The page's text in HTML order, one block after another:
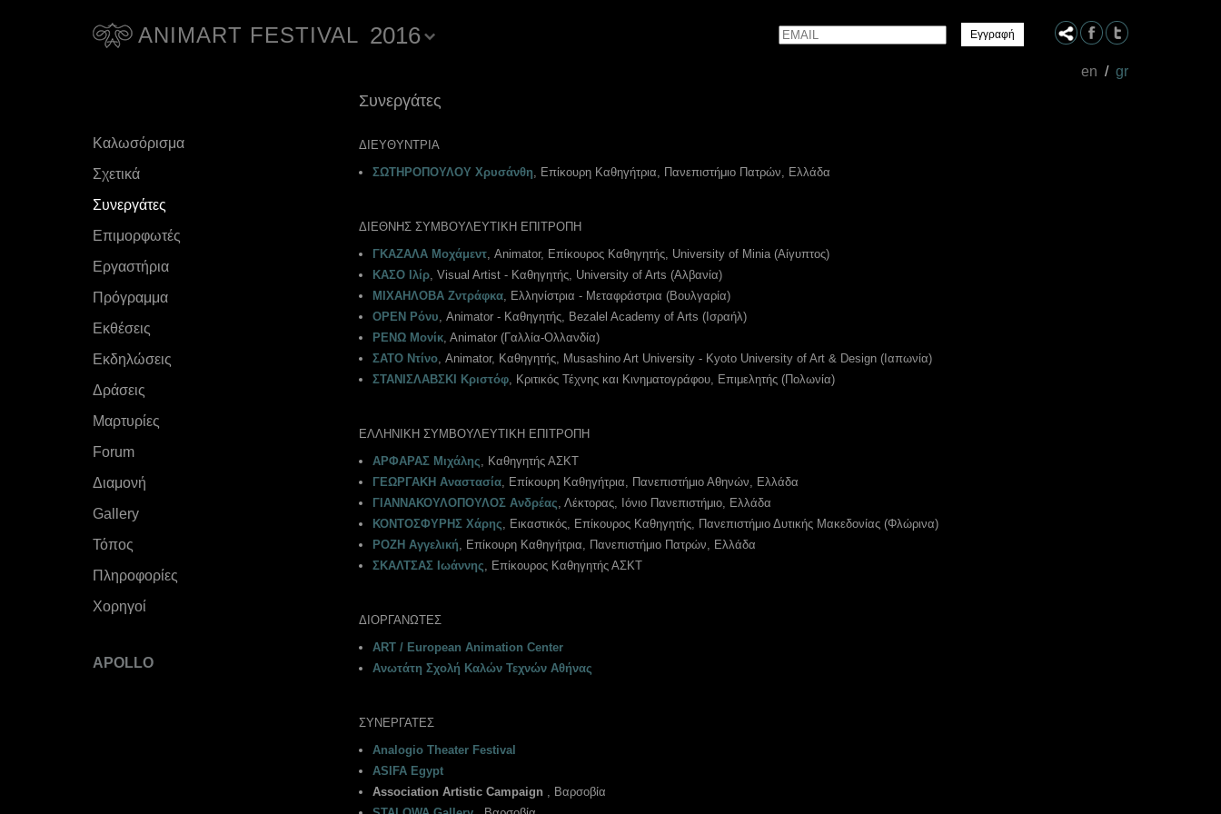
ANIMART FESTIVAL 2016
en / gr
Email Name
Καλωσόρισμα
Σχετικά
Συνεργάτες
Επιμορφωτές
Εργαστήρια
Πρόγραμμα
Eκθέσεις
Εκδηλώσεις
Δράσεις
Μαρτυρίες
Forum
Διαμονή
Gallery
Τόπος
Πληροφορίες
Χορηγοί
APOLLO
Συνεργάτες
ΔΙΕYΘΥΝΤΡΙΑ
ΣΩΤΗΡΟΠΟΥΛΟΥ Χρυσάνθη, Επίκουρη Καθηγήτρια, Πανεπιστήμιο Πατρών, Ελλάδα
ΔΙΕΘΝΗΣ ΣΥΜΒΟΥΛΕΥΤΙΚΗ ΕΠΙΤΡΟΠΗ
ΓΚΑΖΑΛΑ Μοχάμεντ, Animator, Επίκουρος Kαθηγητής, University of Minia (Αίγυπτος)
ΚΑΣΟ Ιλίρ, Visual Artist - Καθηγητής, University of Arts (Αλβανία)
ΜΙΧΑΗΛΟΒΑ Ζντράφκα, Ελληνίστρια - Μεταφράστρια (Βουλγαρία)
ΟΡΕΝ Ρόνυ, Animator - Καθηγητής, Bezalel Academy of Arts (Ισραήλ)
ΡΕΝΩ Μονίκ, Αnimator (Γαλλία-Ολλανδία)
ΣΑΤΟ Ντίνο, Animator, Καθηγητής, Musashino Art University - Kyoto University of Art & Design (Ιαπωνία)
ΣΤΑΝΙΣΛΑΒΣΚΙ Κριστόφ, Κριτικός Τέχνης και Κινηματογράφου, Επιμελητής (Πολωνία)
ΕΛΛΗΝΙΚΗ ΣΥΜΒΟΥΛΕΥΤΙΚΗ ΕΠΙΤΡΟΠΗ
ΑΡΦΑΡΑΣ Μιχάλης, Καθηγητής ΑΣΚΤ
ΓΕΩΡΓΑΚΗ Αναστασία, Επίκουρη Καθηγήτρια, Πανεπιστήμιο Αθηνών, Ελλάδα
ΓΙΑΝΝΑΚΟΥΛΟΠΟΥΛΟΣ Ανδρέας, Λέκτορας, Ιόνιο Πανεπιστήμιο, Ελλάδα
ΚΟΝΤΟΣΦΥΡΗΣ Χάρης, Εικαστικός, Επίκουρος Καθηγητής, Πανεπιστήμιο Δυτικής Μακεδονίας (Φλώρινα)
ΡΟΖΗ Αγγελική, Επίκουρη Καθηγήτρια, Πανεπιστήμιο Πατρών, Ελλάδα
ΣΚΑΛΤΣΑΣ Ιωάννης, Επίκουρος Καθηγητής ΑΣΚΤ
ΔΙΟΡΓΑΝΩΤΕΣ
ART / European Animation Center
Ανωτάτη Σχολή Καλών Τεχνών Αθήνας
ΣΥΝΕΡΓΑΤΕΣ
Analogio Theater Festival
ASIFA Egypt
Association Artistic Campaign , Βαρσοβία